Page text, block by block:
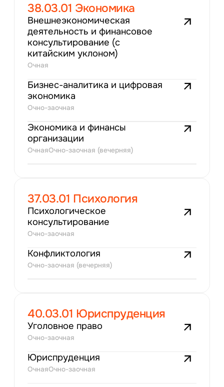
38.03.01 Экономика
Внешнеэкономическая
деятельность и финансовое
консультирование (с
китайским уклоном)
Очная
Бизнес-аналитика и цифровая
экономика
Очно-заочная
Экономика и финансы
организации
ОчнаяОчно-заочная (вечерняя)
37.03.01 Психология
Психологическое
консультирование
Очно-заочная
Конфликтология
Очно-заочная (вечерняя)
40.03.01 Юриспруденция
Уголовное право
Очно-заочная
Юриспруденция
ОчнаяОчно-заочная